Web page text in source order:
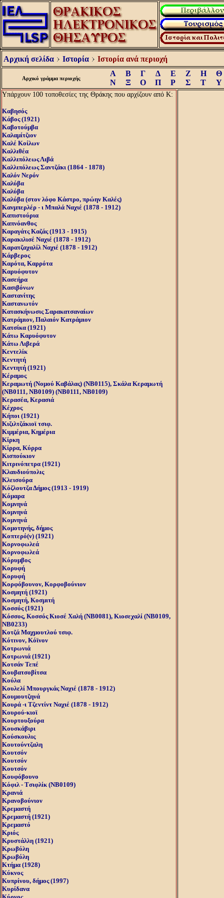
Αρχική σελίδα Ιστορία Ιστορία ανά περιοχή
Αρχικό γράμμα περιοχής
Α Β Γ Δ Ε Ζ Η
Θ
Ν
Ξ Ο Π Ρ Σ Τ Υ
Υπάρχουν 100 τοποθεσίες της Θράκης που αρχίζουν από Κ:
Καβησός
Κάβος (1921)
Καβοτούμβα
Καλαμίτζιον
Καλέ Κοίλων
Καλλιθέα
Καλλιπόλεως Λιβά
Καλλιπόλεως Σαντζάκι (1864 - 1878)
Καλόν Nερόν
Καλύβα
Καλύβα
Καλύβα (στον λόφο Κάστρο, πρώην Καλές)
Κανμπερλέρ - ι Μπαλά Ναχιέ (1878 - 1912)
Καπιστούρια
Καπνόανθος
Καραγάτς Καζάς (1913 - 1915)
Καρακιλισέ Ναχιέ (1878 - 1912)
Καρατζαχαλίλ Ναχιέ (1878 - 1912)
Κάρβερος
Καρότα, Καρρότα
Καρυόφυτον
Κασεήρα
Κασιβόνων
Καστανίτης
Καστανωτόν
Κατασκήνωσις Σαρακατσαναίων
Κατράμιον, Παλαιόν Kατράμιον
Κατσίκα (1921)
Κάτω Καρυόφυτον
Κάτω Λιβερά
Κεντελίκ
Κεντητή
Κεντητή (1921)
Κέραμος
Κεραμωτή (Nομού Kαβάλας) (NB0115), Σκάλα Kεραμωτή
(NB0111, NB0109) (NB0111, NB0109)
Κερασέα, Κερασιά
Κέχρος
Κήποι (1921)
Κιζιλτζάκιοϊ τσιφ.
Κιμμέρια, Κημέρια
Κίρκη
Κίρρα, Κύρρα
Κισπούκιον
Κιτρινόπετρα (1921)
Κλαυδιούπολις
Κλεισούρα
Κόζλουτζα Δήμος (1913 - 1919)
Κόμαρα
Κομνηνά
Κομνηνά
Κομνηνά
Κομοτηνής, δήμος
Κοπτερό(ν) (1921)
Κορνοφωλεά
Κορνοφωλεά
Κόρυμβος
Κορυφή
Κορυφή
Κορφόβουνον, Κορφοβούνιον
Κοσμητή (1921)
Κοσμητή, Kοσμιτή
Κοσσός (1921)
Κόσσος, Kοσσός Kιοσέ Xαλή (NB0081), Kιοσεχαλί (NB0109,
NB0233)
Κοτζά Μαχμουτλού τσιφ.
Κότινον, Κόϊνον
Κοτρωνιά
Κοτρωνιά (1921)
Κοτσάν Τεπέ
Κουβατσοβίτσα
Κούλα
Κουλελί Μπουργκάς Ναχιέ (1878 - 1912)
Κουμουτζηνά
Κουρά -ι Τζεντίντ Ναχιέ (1878 - 1912)
Κουρού-κιοϊ
Κουρτουξούρα
Κουσκάβιρι
Κούσκουλις
Κουτούντζαλη
Κουτσόν
Κουτσόν
Κουτσόν
Κουφόβουνο
Κόφιλ - Tσιφλίκ (NB0109)
Κρανιά
Κρανοβούνιον
Κρεμαστή
Κρεμαστή (1921)
Κρεμαστό
Κριός
Κρυστάλλη (1921)
Κρωβύλη
Κρωβύλη
Κτήμα (1928)
Κύκνος
Κυπρίνου, δήμος (1997)
Κυρίδανα